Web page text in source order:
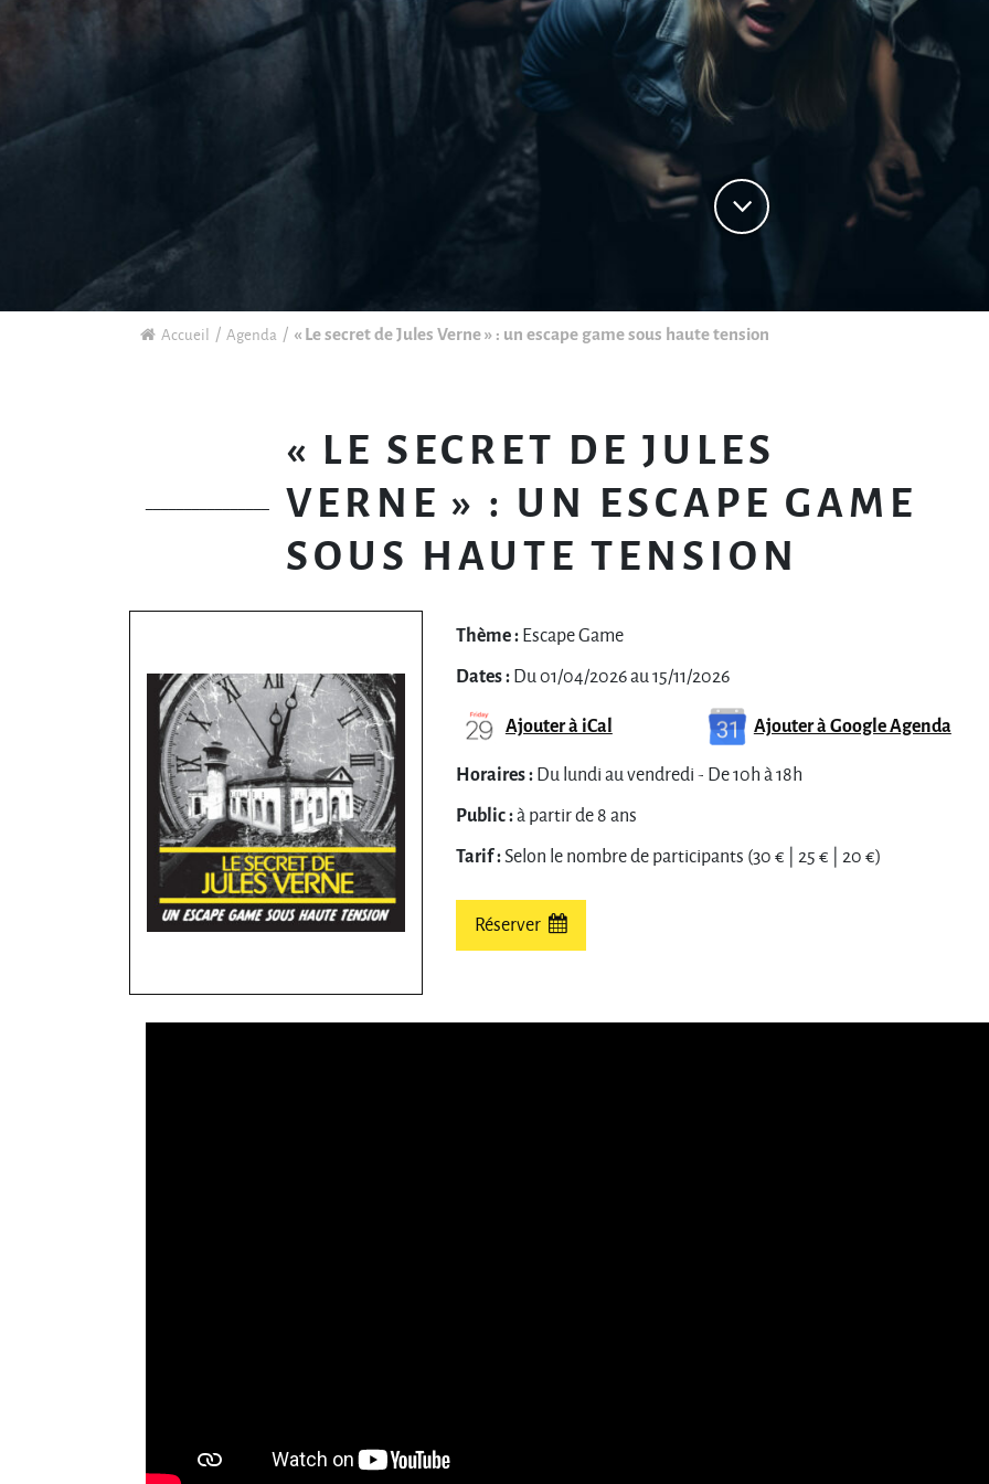
Accueil Agenda « Le secret de Jules Verne » : un escape game sous haute tension
« LE SECRET DE JULES
VERNE » : UN ESCAPE GAME
SOUS HAUTE TENSION
Thème : Escape Game
Dates :Du 01/04/2026 au 15/11/2026
Ajouter à iCal Ajouter à Google Agenda
Horaires :Du lundi au vendredi - De 10h à 18h
Public :à partir de 8 ans
Tarif :Selon le nombre de participants (30 € | 25 € | 20 €)
Réserver